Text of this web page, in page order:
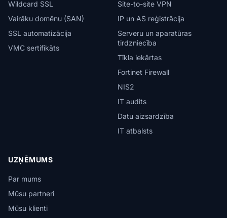
Wildcard SSL
Vairāku domēnu (SAN)
SSL automatizācija
VMC sertifikāts
Site-to-site VPN
IP un AS reģistrācija
Serveru un aparatūras
tirdzniecība
Tīkla iekārtas
Fortinet Firewall
NIS2
IT audits
Datu aizsardzība
IT atbalsts
UZŅĒMUMS
Par mums
Mūsu partneri
Mūsu klienti